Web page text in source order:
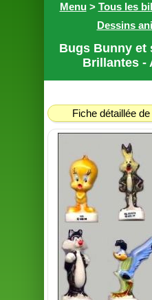
Menu> Tous les
Dessins
Bugs Bunny et
Brillantes -
Fiche détaillée
Sachet